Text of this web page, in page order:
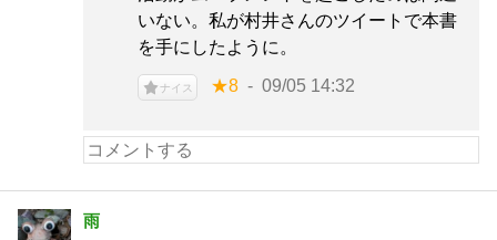
いない。私が村井さんのツイートで本書
を手にしたように。
ナイス ★8 09/05 14:32
雨